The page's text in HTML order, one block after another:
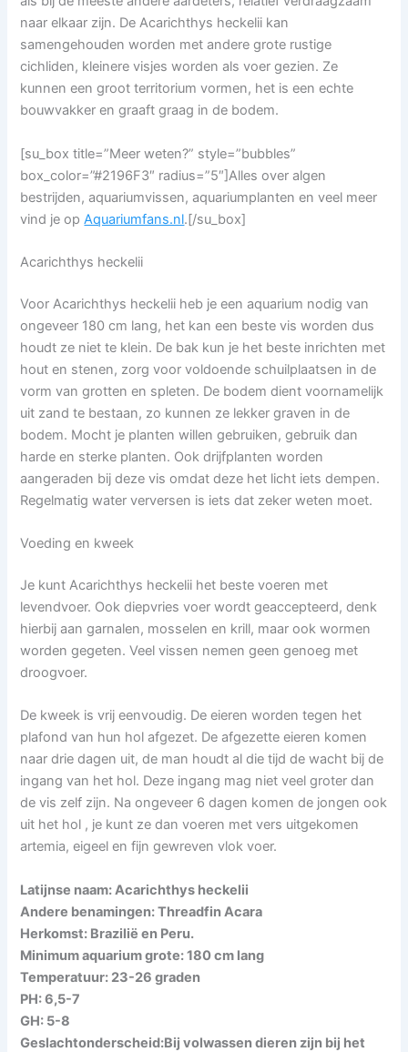
naar elkaar zijn. De Acarichthys heckelii kan
samengehouden worden met andere grote rustige
cichliden, kleinere visjes worden als voer gezien. Ze
kunnen een groot territorium vormen, het is een echte
bouwvakker en graaft graag in de bodem.
[su_box title=”Meer weten?” style=”bubbles”
box_color=”#2196F3″ radius=”5″]Alles over algen
bestrijden, aquariumvissen, aquariumplanten en veel meer
vind je op Aquariumfans.nl.[/su_box]
Acarichthys heckelii
Voor Acarichthys heckelii heb je een aquarium nodig van
ongeveer 180 cm lang, het kan een beste vis worden dus
houdt ze niet te klein. De bak kun je het beste inrichten met
hout en stenen, zorg voor voldoende schuilplaatsen in de
vorm van grotten en spleten. De bodem dient voornamelijk
uit zand te bestaan, zo kunnen ze lekker graven in de
bodem. Mocht je planten willen gebruiken, gebruik dan
harde en sterke planten. Ook drijfplanten worden
aangeraden bij deze vis omdat deze het licht iets dempen.
Regelmatig water verversen is iets dat zeker weten moet.
Voeding en kweek
Je kunt Acarichthys heckelii het beste voeren met
levendvoer. Ook diepvries voer wordt geaccepteerd, denk
hierbij aan garnalen, mosselen en krill, maar ook wormen
worden gegeten. Veel vissen nemen geen genoeg met
droogvoer.
De kweek is vrij eenvoudig. De eieren worden tegen het
plafond van hun hol afgezet. De afgezette eieren komen
naar drie dagen uit, de man houdt al die tijd de wacht bij de
ingang van het hol. Deze ingang mag niet veel groter dan
de vis zelf zijn. Na ongeveer 6 dagen komen de jongen ook
uit het hol , je kunt ze dan voeren met vers uitgekomen
artemia, eigeel en fijn gewreven vlok voer.
Latijnse naam: Acarichthys heckelii
Andere benamingen: Threadfin Acara
Herkomst: Brazilië en Peru.
Minimum aquarium grote: 180 cm lang
Temperatuur: 23-26 graden
PH: 6,5-7
GH: 5-8
Geslachtonderscheid:Bij volwassen dieren zijn bij het